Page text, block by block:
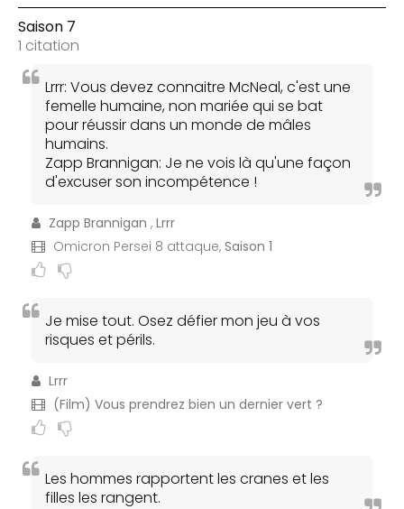
Saison 7
1 citation
Lrrr: Vous devez connaitre McNeal, c'est une
femelle humaine, non mariée qui se bat
pour réussir dans un monde de mâles
humains.
Zapp Brannigan: Je ne vois là qu'une façon
d'excuser son incompétence !
Zapp Brannigan , Lrrr
Omicron Persei 8 attaque, Saison 1
Je mise tout. Osez défier mon jeu à vos
risques et périls.
Lrrr
(Film) Vous prendrez bien un dernier vert ?
Les hommes rapportent les cranes et les
filles les rangent.